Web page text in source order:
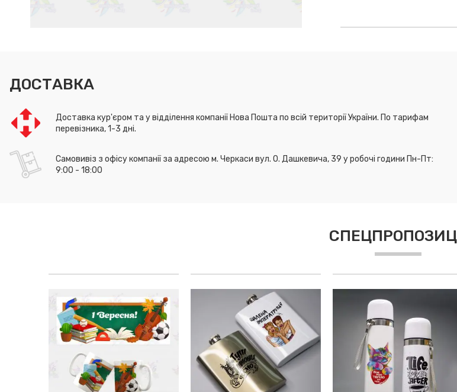
ДОСТАВКА
Доставка кур'єром та у відділення компанії Нова Пошта по всій території України. По тарифам
перевізника, 1-3 дні.
Самовивіз з офісу компанії за адресою м. Черкаси вул. О. Дашкевича, 39 у робочі години Пн-Пт:
9:00 - 18:00